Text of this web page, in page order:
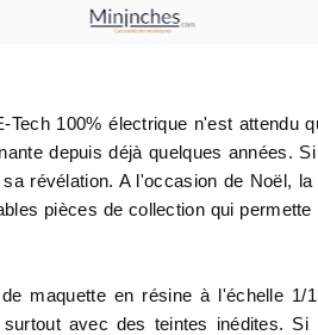
100% électrique n'est attendu
depuis déjà quelques années.
révélation. A l'occasion de Noël,
pièces de collection qui
maquette en résine à l'échelle 1/
avec des teintes inédites.